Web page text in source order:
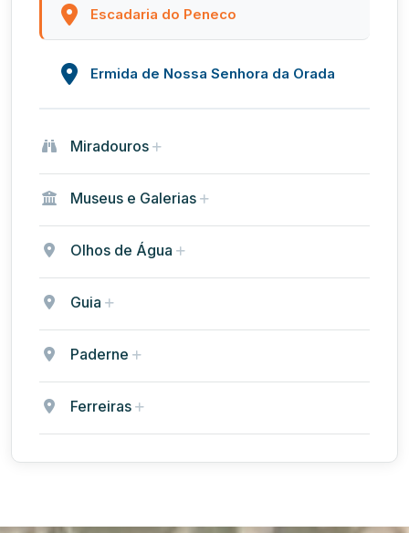
Escadaria do Peneco
Ermida de Nossa Senhora da Orada
Miradouros
Museus e Galerias
Olhos de Água
Guia
Paderne
Ferreiras